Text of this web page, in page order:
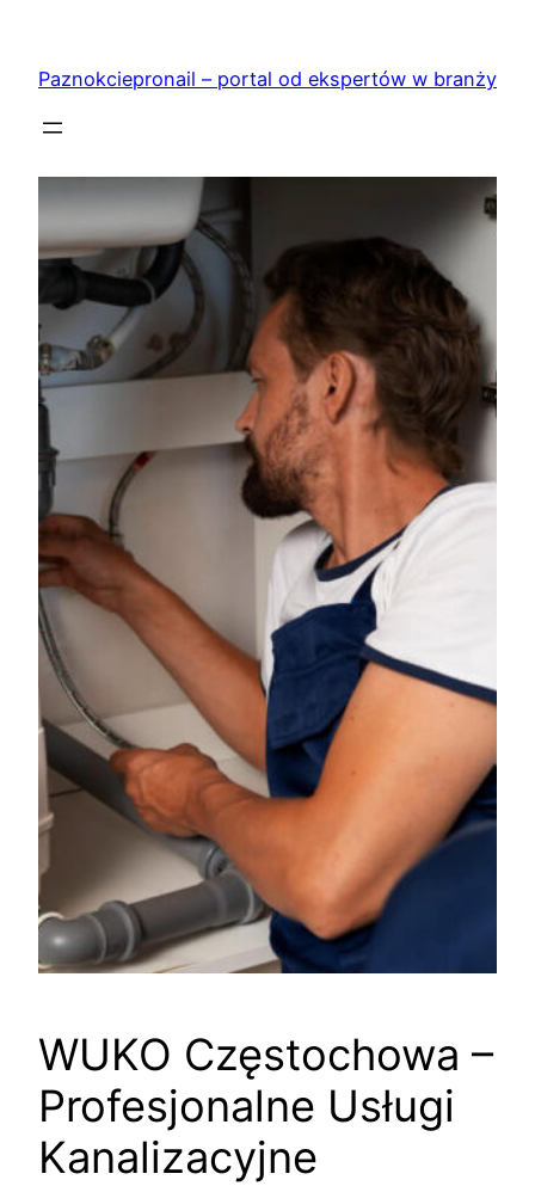
treściPaznokciepronail – portal od ekspertów w branży
WUKO Częstochowa –
Profesjonalne Usługi
Kanalizacyjne